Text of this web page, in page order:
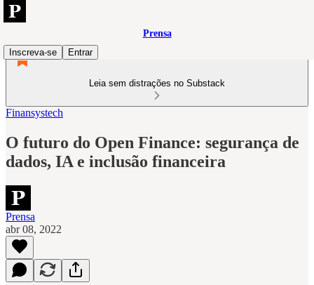
Prensa
Inscreva-se
Entrar
Leia sem distrações no Substack
Finansystech
O futuro do Open Finance: segurança de
dados, IA e inclusão financeira
Prensa
abr 08, 2022